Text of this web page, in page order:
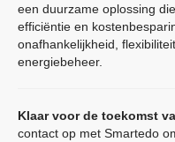
een duurzame oplossing
efficiëntie en
onafhankelijkheid,
energiebeheer.
Klaar voor de toekomst
contact op met Smartedo